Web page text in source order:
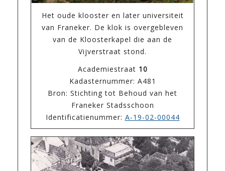
Het oude klooster en later universiteit
van Franeker. De klok is overgebleven
van de Kloosterkapel die aan de
Vijverstraat stond.
Academiestraat 10
Kadasternummer: A481
Bron: Stichting tot Behoud van het
Franeker Stadsschoon
Identificatienummer: A-19-02-00044